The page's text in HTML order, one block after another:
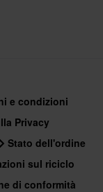
e condizioni
Privacy
Stato dell'ordine
sul riciclo
di conformità